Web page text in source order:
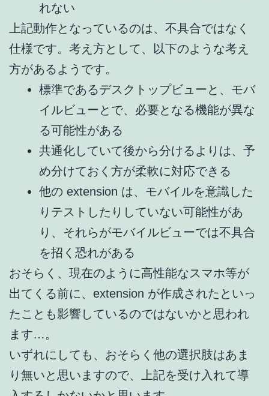
れない
上記動作となっているのは、不具合ではなく
仕様です。考え方として、以下のような考え
方があるようです。
標準であるデスクトップビューと、モバ
イルビューとで、必要となる機能が異な
る可能性がある
共通化していて後から分けるよりは、予
め分けておく方が柔軟に対応できる
他の extension は、モバイルを意識した
りテストしたりしていない可能性があ
り、それらがモバイルビューでは不具合
を招く恐れがある
おそらく、現在のように高性能なスマホ等が
出てくる前に、extension が作成されたといっ
たことも影響しているのではないかと思われ
ます…。
いずれにしても、おそらく他の選択肢はあま
り無いと思いますので、上記を受け入れて導